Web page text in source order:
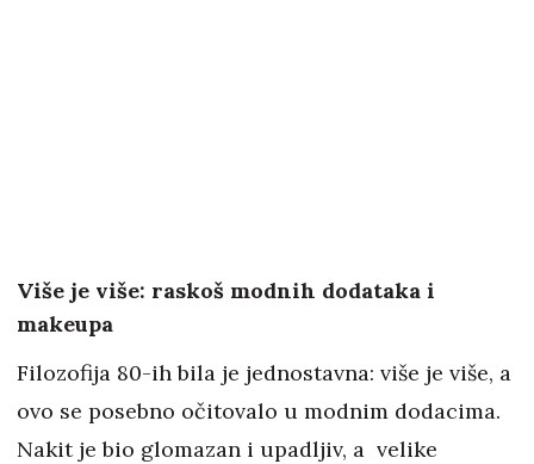
Više je više: raskoš modnih dodataka i
makeupa
Filozofija 80-ih bila je jednostavna: više je više, a
ovo se posebno očitovalo u modnim dodacima.
Nakit je bio glomazan i upadljiv, a velike